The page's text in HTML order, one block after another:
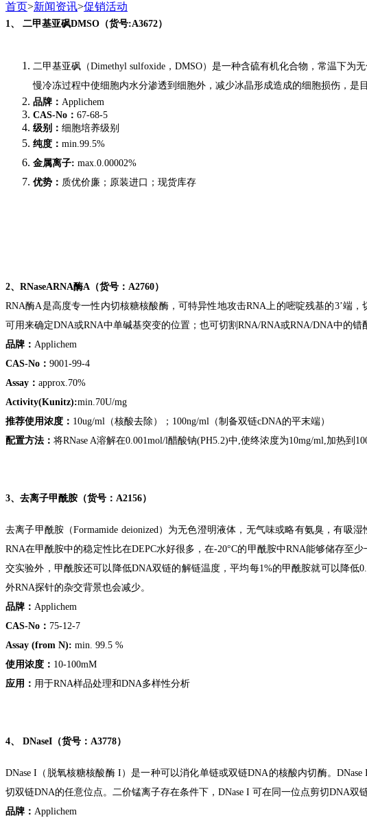
首页>新闻资讯>促销活动
1、 二甲基亚砜DMSO（货号:A3672）
二甲基亚砜（Dimethyl sulfoxide，DMSO）是一种含硫有机化合物，常温下为
慢冷冻过程中使细胞内水分渗透到细胞外，减少冰晶形成造成的细胞损伤，是
品牌： Applichem
CAS-No： 67-68-5
级别： 细胞培养级别
纯度 ： min.99.5%
金属离子: max.0.00002%
优势： 质优价廉；原装进口；现货库存
2、 RNaseARNA酶A（货号：A2760）
RNA酶A是高度专一性 内切核糖核酸酶，可特异性地攻击RNA上的嘧啶残基的3’端，
可用来确定DNA或RNA中单碱基突变的位置；也可切割RNA/RNA或RNA/DNA中的错
品牌： Applichem
CAS-No： 9001-99-4
Assay： approx.70%
Activity(Kunitz):min.70U/mg
推荐使用浓度： 10ug/ml（核酸去除）；100ng/ml（制备双链cDNA的平末端）
配置方法： 将RNase A溶解在0.001mol/l醋酸钠(PH5.2)中,使终浓度为10mg/ml,加热到
3、 去离子甲酰胺（货号：A2156）
去离子甲酰胺（Formamide deionized）为无色澄明液体，无气味或略有氨臭，有
RNA在甲酰胺中的稳定性比在DEPC水好很多，在-20°C的甲酰胺中RNA能够储存至
交实验外，甲酰胺还可以降低DNA双链的解链温度，平均每1%的甲酰胺就可以降
外RNA探针的杂交背景也会减少。
品牌： Applichem
CAS-No： 75-12-7
Assay (from N): min. 99.5 %
使用浓度： 10-100mM
应用： 用于RNA样品处理和DNA多样性分析
4、 DNaseI（货号：A3778）
DNase I（脱氧核糖核酸酶 I）是一种可以消化单链或双链DNA的核酸内切酶。
切双链DNA的任意位点。二价锰离子存在条件下，DNase I 可在同一位点剪切DNA双
品牌： Applichem